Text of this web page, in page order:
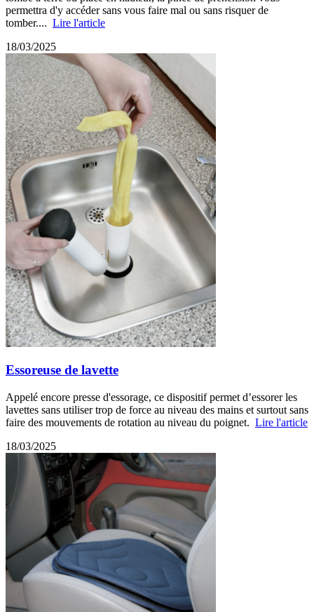
permettra d'y accéder sans vous faire mal ou sans risquer de
tomber.... Lire l'article
18/03/2025
Essoreuse de lavette
Appelé encore presse d'essorage, ce dispositif permet d’essorer les
lavettes sans utiliser trop de force au niveau des mains et surtout sans
faire des mouvements de rotation au niveau du poignet. Lire l'article
18/03/2025